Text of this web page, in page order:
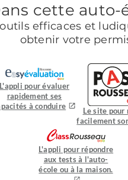
cette auto-
efficaces et
obtenir votre
L'appli pour évaluer
rapidement ses
à conduire
Le site pour
facilement
L'appli pour répondre
aux tests à l'auto-
école ou à la maison.